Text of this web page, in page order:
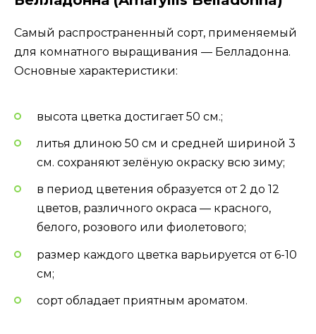
Самый распространенный сорт, применяемый
для комнатного выращивания — Белладонна.
Основные характеристики:
высота цветка достигает 50 см.;
литья длиною 50 см и средней шириной 3
см. сохраняют зелёную окраску всю зиму;
в период цветения образуется от 2 до 12
цветов, различного окраса — красного,
белого, розового или фиолетового;
размер каждого цветка варьируется от 6-10
см;
сорт обладает приятным ароматом.